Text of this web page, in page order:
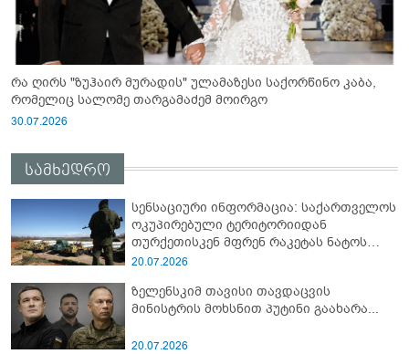
რა ღირს "ზუჰაირ მურადის" ულამაზესი საქორწინო კაბა,
რომელიც სალომე თარგამაძემ მოირგო
30.07.2026
სამხედრო
სენსაციური ინფორმაცია: საქართველოს
ოკუპირებული ტერიტორიიდან
თურქეთისკენ მფრენ რაკეტას ნატოს
სამიტი კინაღამ ჩაუშლია
20.07.2026
ზელენსკიმ თავისი თავდაცვის
მინისტრის მოხსნით პუტინი გაახარა...
20.07.2026